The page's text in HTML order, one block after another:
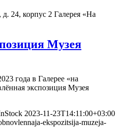
24, корпус 2 Галерея «На
Музея
года в Галерее «на
экспозиция Музея
2023-11-23T14:11:00+03:00
ekspozitsija-muzeja-